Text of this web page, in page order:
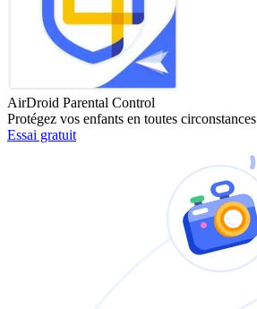
AirDroid Parental Control
Protégez vos enfants en toutes circonstances
Essai gratuit